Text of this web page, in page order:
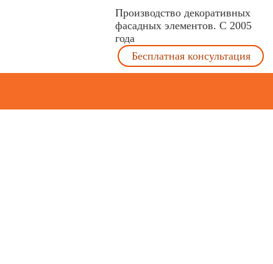
Производство декоративных
фасадных элементов. С 2005
года
Бесплатная консультация